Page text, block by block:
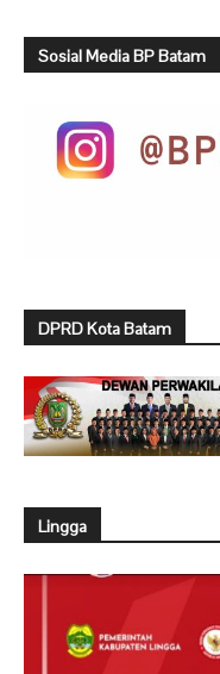
Sosial Media BP Batam
DPRD Kota Batam
Lingga